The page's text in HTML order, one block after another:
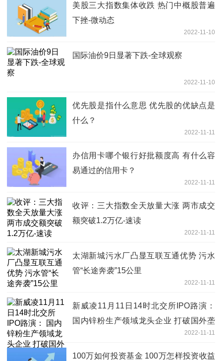
美股三大指数集体收跌 热门中概股普遍
下挫-微动态
2022-11-10
国际油价9日显著下跌-全球观察
2022-11-10
优先股是指什么意思 优先股的优缺点是
什么？
2022-11-11
办信用卡哪个银行好批额度高 有什么容
易通过的信用卡？
2022-11-11
收评：三大指数全天放量大涨 两市成交
额突破1.2万亿-速读
2022-11-11
太湖新城污水厂凸显互联互通优势 污水
管“长途奔袭”15公里
2022-11-11
新威凌11月11日14时北交所IPO路演：
国内锌粉生产领域龙头企业 打破国外垄
2022-11-11
100万如何投资基金 100万怎样投资收益